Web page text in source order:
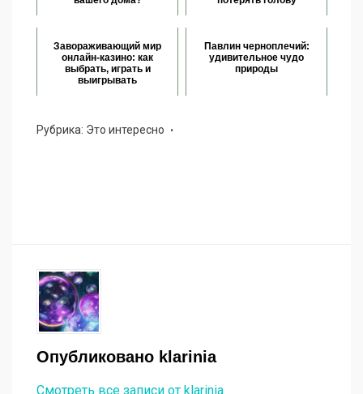
Завораживающий мир
онлайн-казино: как
выбрать, играть и
выигрывать
Павлин черноплечий:
удивительное чудо
природы
Рубрика: Это интересно
Опубликовано klarinia
Смотреть все записи от klarinia